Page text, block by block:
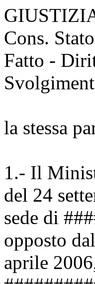
Cons.
Fatto -
la stessa
1.- Il
del 24
sede di
opposto
aprile